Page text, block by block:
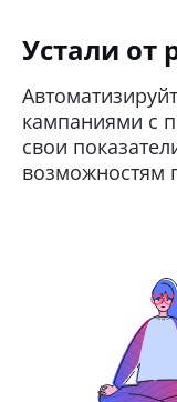
Устали от
кампаниями с
свои
возможностям